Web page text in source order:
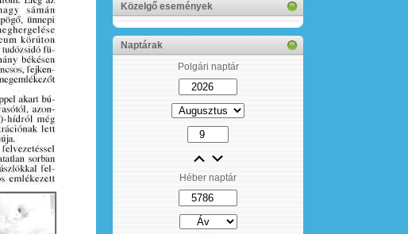
Közelgő események
Naptárak
Polgári naptár
Héber naptár